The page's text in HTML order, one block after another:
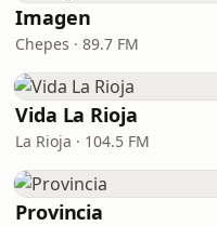
Imagen
Chepes · 89.7 FM
Vida La Rioja
La Rioja · 104.5 FM
Provincia